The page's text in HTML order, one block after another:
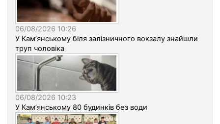
06/08/2026 10:26
У Кам’янському біля залізничного вокзалу знайшли
труп чоловіка
06/08/2026 10:23
У Кам’янському 80 будинків без води